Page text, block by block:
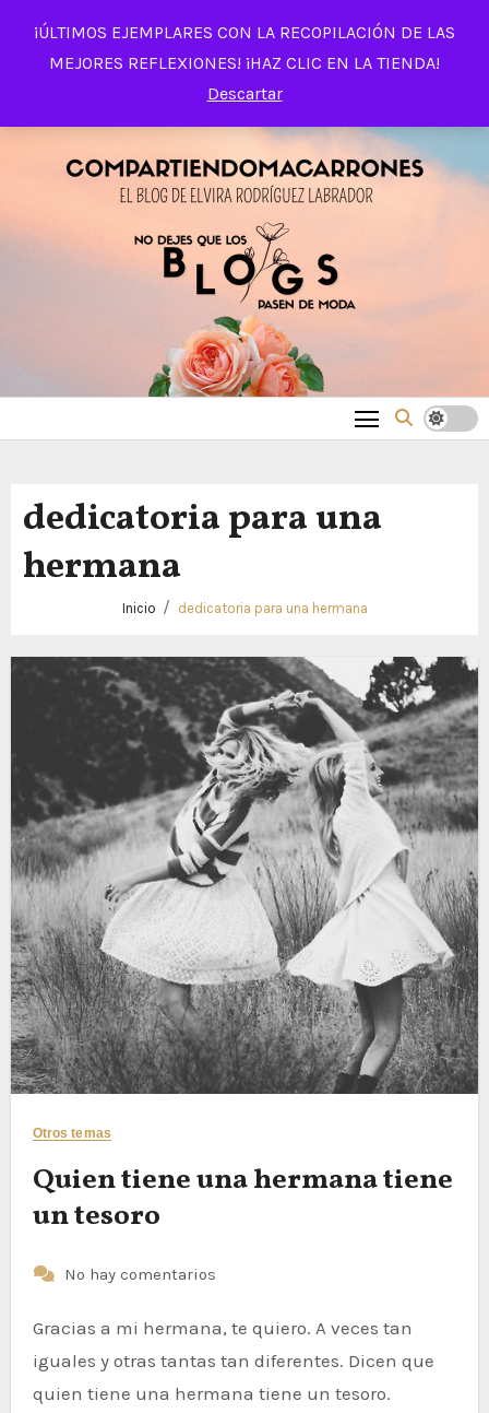
¡ÚLTIMOS EJEMPLARES CON LA RECOPILACIÓN DE LAS
MEJORES REFLEXIONES! ¡HAZ CLIC EN LA TIENDA!
Descartar
contenido
dedicatoria para una
hermana
Inicio dedicatoria para una hermana
Otros temas
Quien tiene una hermana tiene
un tesoro
No hay comentarios
Gracias a mi hermana, te quiero. A veces tan
iguales y otras tantas tan diferentes. Dicen que
quien tiene una hermana tiene un tesoro.